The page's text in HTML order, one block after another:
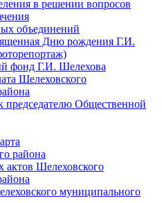
в решении вопросов
объединений
Дню рождения Г.И.
фонд Г.И. Шелехова
Шелеховского
председателю Общественной
района
актов Шелеховского
муниципального